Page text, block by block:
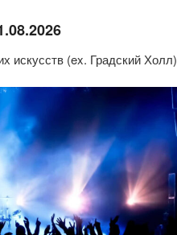
искусств (ex. Градский Холл)